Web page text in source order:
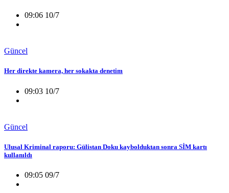
09:06 10/7
Güncel
Her direkte kamera, her sokakta denetim
09:03 10/7
Güncel
Ulusal Kriminal raporu: Gülistan Doku kaybolduktan sonra SİM kartı
kullanıldı
09:05 09/7